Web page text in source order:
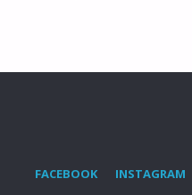
FACEBOOK INSTAGRAM